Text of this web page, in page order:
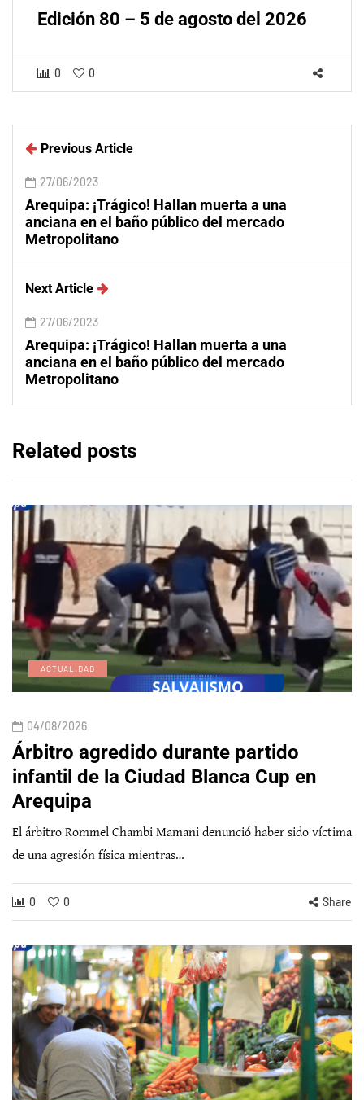
Edición 80 – 5 de agosto del 2026
0 0
Previous Article
27/06/2023
Arequipa: ¡Trágico! Hallan muerta a una
anciana en el baño público del mercado
Metropolitano
Next Article
27/06/2023
Arequipa: ¡Trágico! Hallan muerta a una
anciana en el baño público del mercado
Metropolitano
Related posts
ACTUALIDAD
04/08/2026
Árbitro agredido durante partido
infantil de la Ciudad Blanca Cup en
Arequipa
El árbitro Rommel Chambi Mamani denunció haber sido víctima
de una agresión física mientras…
0 0 Share